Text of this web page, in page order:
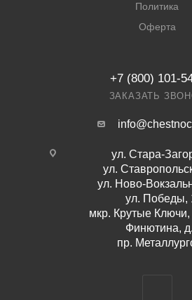
Политика
Оферта
+7 (800) 101-
ЗАКАЗАТЬ
ул. Стара-
ул.
ул. Ново-
ул. Победы,
мкр. Крутые
Финютина,
пр.